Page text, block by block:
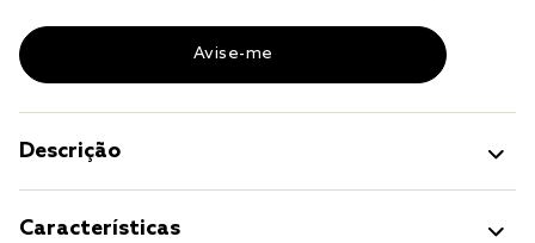
Descrição
Características